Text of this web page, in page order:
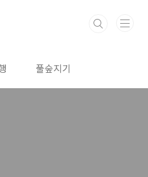
풀숲지기